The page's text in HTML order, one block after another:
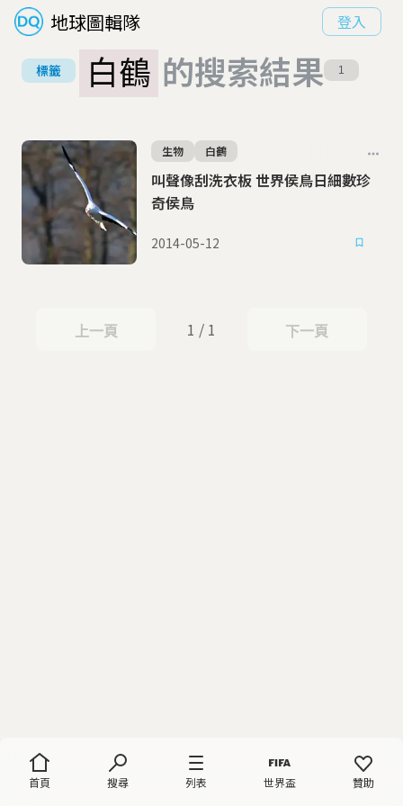
地球圖輯隊 登入
首頁 搜尋 列表 世界盃 贊助
標籤 白鶴 的搜索結果 1
叫聲像刮洗衣板 世界侯鳥日細數珍
奇侯鳥
生物 白鶴
2014-05-12
上一頁
上一頁 1 / 1 下一頁
下一頁